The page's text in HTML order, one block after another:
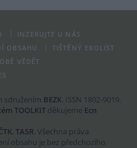
INZERUJTE U NÁS
OBSAHU
TIŠTĚNÝ EKOLIST
VĚDĚT
sdružením BEZK. ISSN 1802-9019.
TOOLKIT děkujeme Ecn
, TASR. Všechna práva
obsahu je bez předchozího